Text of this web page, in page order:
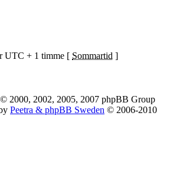
UTC + 1 timme [ Sommartid ]
© 2000, 2002, 2005, 2007 phpBB Group
Peetra & phpBB Sweden © 2006-2010